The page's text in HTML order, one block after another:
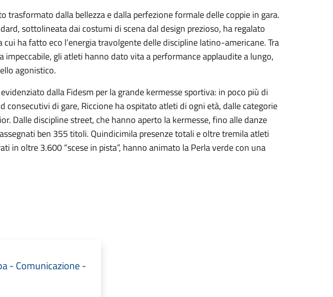
trasformato dalla bellezza e dalla perfezione formale delle coppie in gara.
sottolineata dai costumi di scena dal design prezioso, ha regalato
ha fatto eco l’energia travolgente delle discipline latino-americane. Tra
impeccabile, gli atleti hanno dato vita a performance applaudite a lungo,
agonistico.
dalla Fidesm per la grande kermesse sportiva: in poco più di
consecutivi di gare, Riccione ha ospitato atleti di ogni età, dalle categorie
Dalle discipline street, che hanno aperto la kermesse, fino alle danze
ben 355 titoli. Quindicimila presenze totali e oltre tremila atleti
in oltre 3.600 “scese in pista”, hanno animato la Perla verde con una
- Comunicazione -